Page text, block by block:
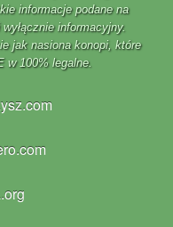
informacje podane na
informacyjny.
jak nasiona konopi, które
w 100% legalne.